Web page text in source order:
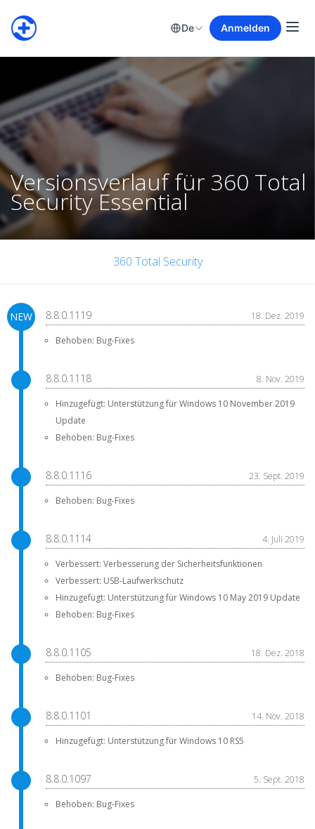
De Anmelden
Versionsverlauf für 360 Total
Security Essential
360 Total Security
8.8.0.1119 18. Dez. 2019
Behoben: Bug-Fixes
8.8.0.1118 8. Nov. 2019
Hinzugefügt: Unterstützung für Windows 10 November 2019
Update
Behoben: Bug-Fixes
8.8.0.1116 23. Sept. 2019
Behoben: Bug-Fixes
8.8.0.1114 4. Juli 2019
Verbessert: Verbesserung der Sicherheitsfunktionen
Verbessert: USB-Laufwerkschutz
Hinzugefügt: Unterstützung für Windows 10 May 2019 Update
Behoben: Bug-Fixes
8.8.0.1105 18. Dez. 2018
Behoben: Bug-Fixes
8.8.0.1101 14. Nov. 2018
Hinzugefügt: Unterstützung für Windows 10 RS5
8.8.0.1097 5. Sept. 2018
Behoben: Bug-Fixes